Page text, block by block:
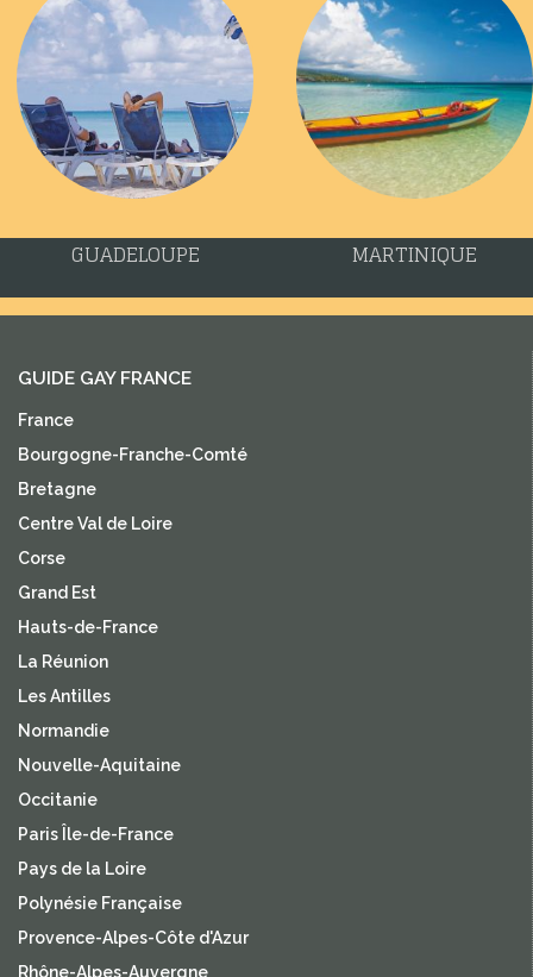
GUADELOUPE MARTINIQUE
GUIDE GAY FRANCE
France
Bourgogne-Franche-Comté
Bretagne
Centre Val de Loire
Corse
Grand Est
Hauts-de-France
La Réunion
Les Antilles
Normandie
Nouvelle-Aquitaine
Occitanie
Paris Île-de-France
Pays de la Loire
Polynésie Française
Provence-Alpes-Côte d'Azur
Rhône-Alpes-Auvergne